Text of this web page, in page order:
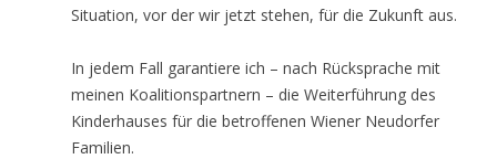
Situation, vor der wir jetzt stehen, für die Zukunft aus.
In jedem Fall garantiere ich – nach Rücksprache mit
meinen Koalitionspartnern – die Weiterführung des
Kinderhauses für die betroffenen Wiener Neudorfer
Familien.